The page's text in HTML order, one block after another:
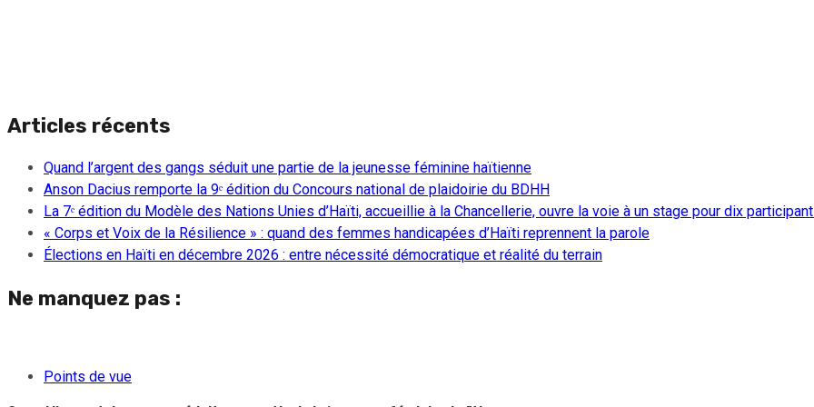
Articles récents
Quand l’argent des gangs séduit une partie de la jeunesse féminine haïtienne
Anson Dacius remporte la 9ᵉ édition du Concours national de plaidoirie du BDHH
La 7ᵉ édition du Modèle des Nations Unies d’Haïti, accueillie à la Chancellerie, ouvre la voie à un stage pour dix
« Corps et Voix de la Résilience » : quand des femmes handicapées d’Haïti reprennent la parole
Élections en Haïti en décembre 2026 : entre nécessité démocratique et réalité du terrain
Ne manquez pas :
Points de vue